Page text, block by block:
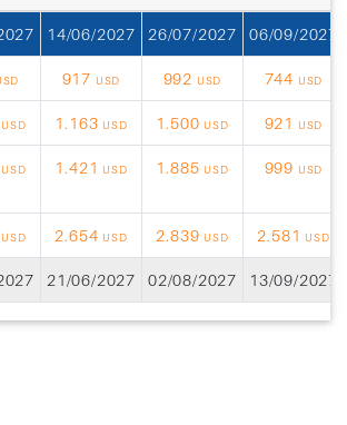
14/06/2027 26/07/2027 06/09/2027
917 USD 992 USD 744 USD
USD 1.163 USD 1.500 USD 921 USD
USD 1.421 USD 1.885 USD 999 USD
USD 2.654 USD 2.839 USD 2.581 USD
21/06/2027 02/08/2027 13/09/2027